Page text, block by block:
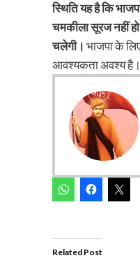
स्थिति यह है कि
चमकीला सूरज नहीं
चलेगी। भाजपा के
आवश्यकता अवश्य है।
Related Post